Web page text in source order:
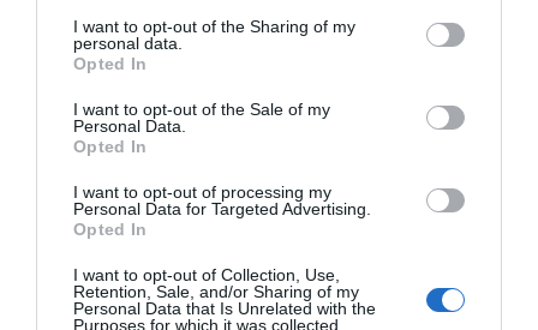
I want to opt-out of the Sharing of my
personal data.
Opted In
I want to opt-out of the Sale of my
Personal Data.
Opted In
I want to opt-out of processing my
Personal Data for Targeted Advertising.
Opted In
I want to opt-out of Collection, Use,
Retention, Sale, and/or Sharing of my
Personal Data that Is Unrelated with the
Purposes for which it was collected.
Naujienlaiškio prenumerata
pirmieji.
Užsisakyti
Atsisakyti
Draugai